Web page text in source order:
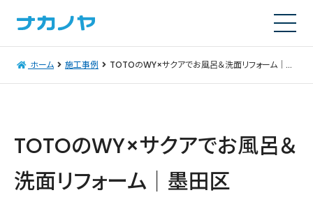
ホーム 施工事例 TOTOのWY×サクアでお風呂＆洗面リフォーム│墨田区
TOTOのWY×サクアでお風呂＆
洗面リフォーム│墨田区